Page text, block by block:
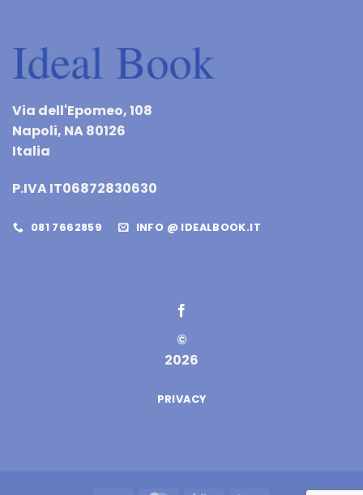
Via dell'Epomeo, 108
Napoli, NA 80126
Italia
P.IVA IT06872830630
081 7662859 INFO @ IDEALBOOK.IT
©
2026
PRIVACY